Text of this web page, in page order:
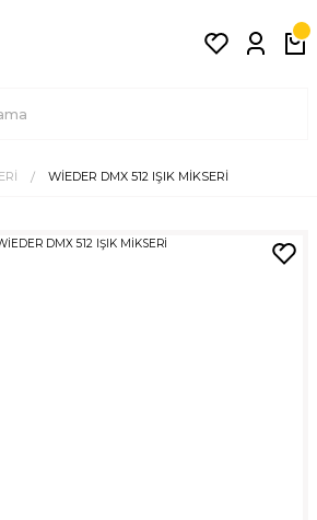
WİEDER DMX 512 IŞIK MİKSERİ